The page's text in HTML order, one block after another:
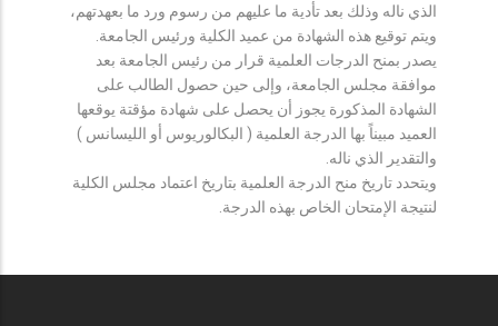
الذي ناله وذلك بعد تأدية ما عليهم من رسوم ورد ما بعهدتهم،
ويتم توقيع هذه الشهادة من عميد الكلية ورئيس الجامعة.
يصدر بمنح الدرجات العلمية قرار من رئيس الجامعة بعد
موافقة مجلس الجامعة، وإلى حين حصول الطالب على
الشهادة المذكورة يجوز أن يحصل على شهادة مؤقتة يوقعها
العميد مبيناً بها الدرجة العلمية ( البكالوريوس أو الليسانس )
والتقدير الذي ناله.
ويتحدد تاريخ منح الدرجة العلمية بتاريخ اعتماد مجلس الكلية
لنتيجة الإمتحان الخاص بهذه الدرجة.